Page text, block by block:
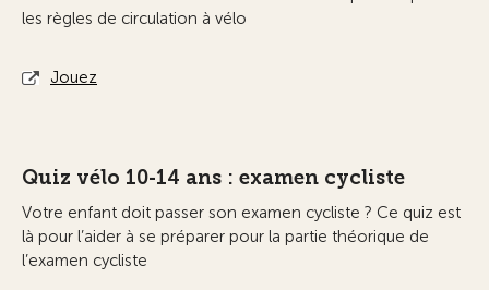
les règles de circulation à vélo
Jouez
Quiz vélo 10-14 ans : examen cycliste
Votre enfant doit passer son examen cycliste ? Ce quiz est
là pour l’aider à se préparer pour la partie théorique de
l’examen cycliste